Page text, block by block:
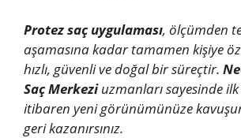
Protez saç uygulaması, ölçümden
aşamasına kadar tamamen kişiye
hızlı, güvenli ve doğal bir süreçtir.
Saç Merkeziuzmanları sayesinde
itibaren yeni görünümünüze
geri kazanırsınız.